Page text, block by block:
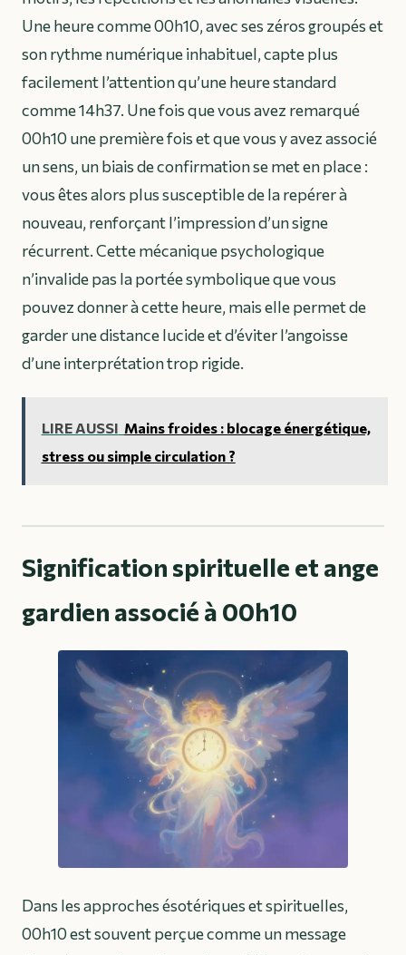
Une heure comme 00h10, avec ses zéros groupés et
son rythme numérique inhabituel, capte plus
facilement l’attention qu’une heure standard
comme 14h37. Une fois que vous avez remarqué
00h10 une première fois et que vous y avez associé
un sens, un biais de confirmation se met en place :
vous êtes alors plus susceptible de la repérer à
nouveau, renforçant l’impression d’un signe
récurrent. Cette mécanique psychologique
n’invalide pas la portée symbolique que vous
pouvez donner à cette heure, mais elle permet de
garder une distance lucide et d’éviter l’angoisse
d’une interprétation trop rigide.
LIRE AUSSI Mains froides : blocage énergétique,
stress ou simple circulation ?
Signification spirituelle et ange
gardien associé à 00h10
Dans les approches ésotériques et spirituelles,
00h10 est souvent perçue comme un message